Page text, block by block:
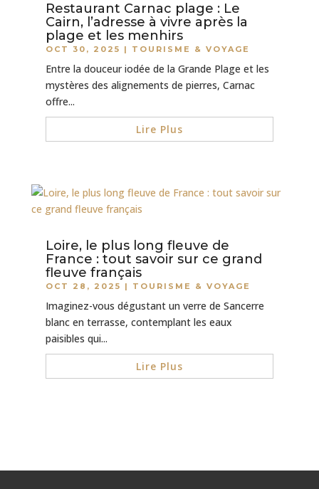
Restaurant Carnac plage : Le
Cairn, l’adresse à vivre après la
plage et les menhirs
OCT 30, 2025 | TOURISME & VOYAGE
Entre la douceur iodée de la Grande Plage et les
mystères des alignements de pierres, Carnac
offre...
Lire Plus
Loire, le plus long fleuve de
France : tout savoir sur ce grand
fleuve français
OCT 28, 2025 | TOURISME & VOYAGE
Imaginez-vous dégustant un verre de Sancerre
blanc en terrasse, contemplant les eaux
paisibles qui...
Lire Plus